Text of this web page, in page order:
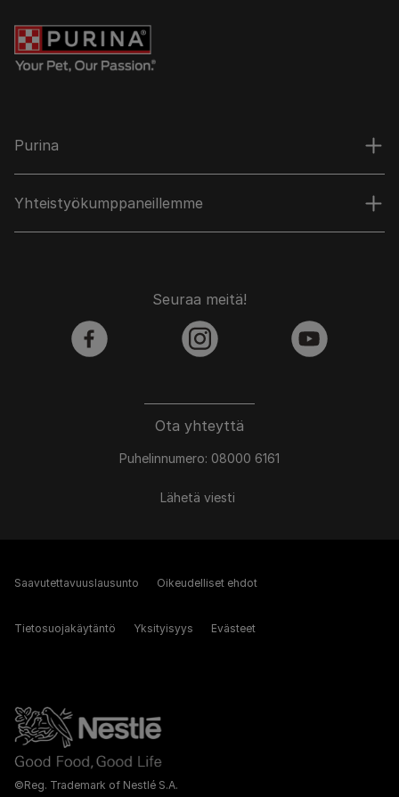
Purina
Yhteistyökumppaneillemme
Ota yhteyttä
Puhelinnumero: 08000 6161
Lähetä viesti
Seuraa meitä!
facebook instagram youtube
©Reg. Trademark of Nestlé S.A.
Saavutettavuuslausunto Oikeudelliset ehdot
Tietosuojakäytäntö Yksityisyys Evästeet